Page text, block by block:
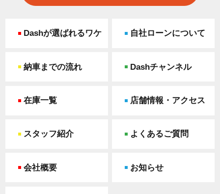
Dashが選ばれるワケ 自社ローンについて
納車までの流れ Dashチャンネル
在庫一覧 店舗情報・アクセス
スタッフ紹介 よくあるご質問
会社概要 お知らせ